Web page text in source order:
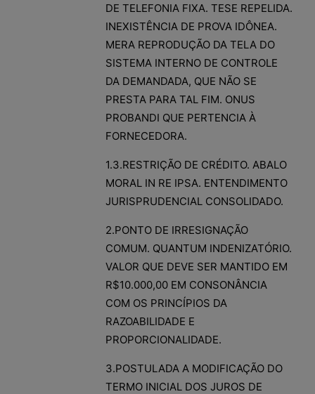
DE TELEFONIA FIXA. TESE REPELIDA.
INEXISTÊNCIA DE PROVA IDÔNEA.
MERA REPRODUÇÃO DA TELA DO
SISTEMA INTERNO DE CONTROLE
DA DEMANDADA, QUE NÃO SE
PRESTA PARA TAL FIM. ONUS
PROBANDI QUE PERTENCIA À
FORNECEDORA.
1.3.RESTRIÇÃO DE CRÉDITO. ABALO
MORAL IN RE IPSA. ENTENDIMENTO
JURISPRUDENCIAL CONSOLIDADO.
2.PONTO DE IRRESIGNAÇÃO
COMUM. QUANTUM INDENIZATÓRIO.
VALOR QUE DEVE SER MANTIDO EM
R$10.000,00 EM CONSONÂNCIA
COM OS PRINCÍPIOS DA
RAZOABILIDADE E
PROPORCIONALIDADE.
3.POSTULADA A MODIFICAÇÃO DO
TERMO INICIAL DOS JUROS DE